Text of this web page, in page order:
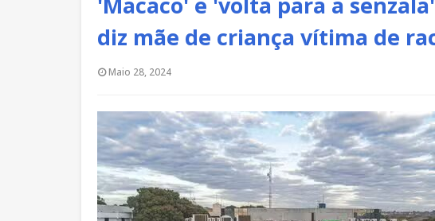
diz mãe de criança vítima de
Maio 28, 2024